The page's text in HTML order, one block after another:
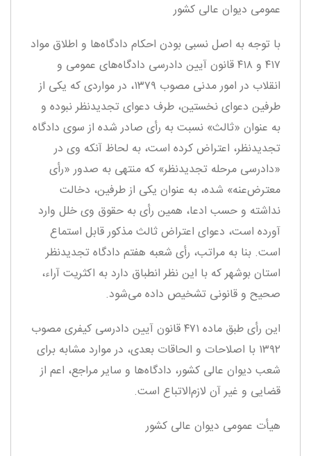
عمومی دیوان ‌عالی ‌کشور
با توجه به اصل نسبی بودن احکام دادگاه‌ها و اطلاق مواد
۴۱۷ و ۴۱۸ قانون آیین دادرسی دادگاه‌های عمومی و
انقلاب در امور مدنی مصوب ۱۳۷۹، در مواردی که یکی از
طرفین دعوای نخستین، طرف دعوای تجدیدنظر نبوده و
به عنوان «ثالث» نسبت به رأی صادر شده از سوی دادگاه
تجدیدنظر، اعتراض کرده است، به لحاظ آنکه وی در
«دادرسی مرحله تجدیدنظر» که منتهی به صدور «رأی
معترض‌عنه» شده، به عنوان یکی از طرفین، دخالت
نداشته و حسب ادعا، همین رأی به حقوق وی خلل وارد
آورده است، دعوای اعتراض ثالث مذکور قابل استماع
است. بنا به مراتب، رأی شعبه هفتم دادگاه تجدیدنظر
استان بوشهر که با این نظر انطباق دارد به اکثریت آراء،
صحیح و قانونی تشخیص داده می‌شود.
این رأی طبق ماده ۴۷۱ قانون آیین دادرسی کیفری مصوب
۱۳۹۲ با اصلاحات و الحاقات بعدی، در موارد مشابه برای
شعب دیوان عالی کشور، دادگاه‌ها و سایر مراجع، اعم از
قضایی و غیر آن لازم‌الاتباع است.
هیأت عمومی دیوان عالی کشور